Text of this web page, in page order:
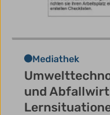
Mediathek
und